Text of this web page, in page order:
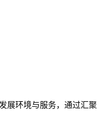
展环境与服务，通过汇聚